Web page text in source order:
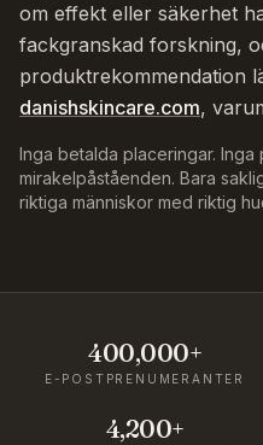
om effekt eller säkerhet
fackgranskad forskning,
produktrekommendation
danishskincare.com,
Inga betalda placeringar. Inga
mirakelpåståenden. Bara
riktiga människor med riktig
400,000+
E-POSTPRENUMERANTER
4,200+